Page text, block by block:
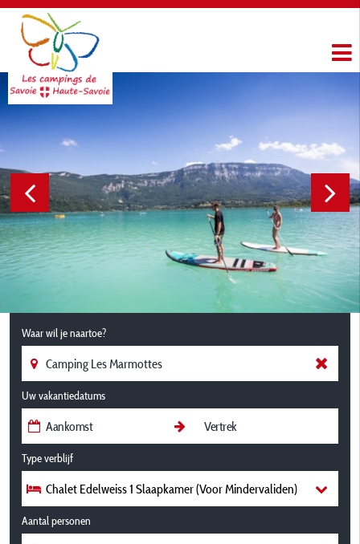
Waar wil je naartoe?
Uw vakantiedatums
Type verblijf
Chalet Edelweiss 1 Slaapkamer (Voor Mindervaliden)
Aantal personen